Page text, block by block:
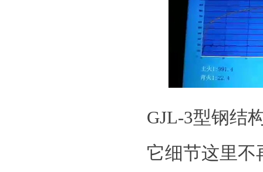
GJL-3型钢结
它细节这里不